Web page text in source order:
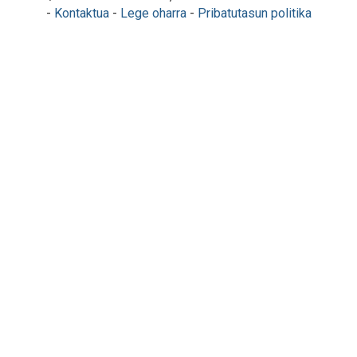
- Kontaktua- Lege oharra- Pribatutasun politika